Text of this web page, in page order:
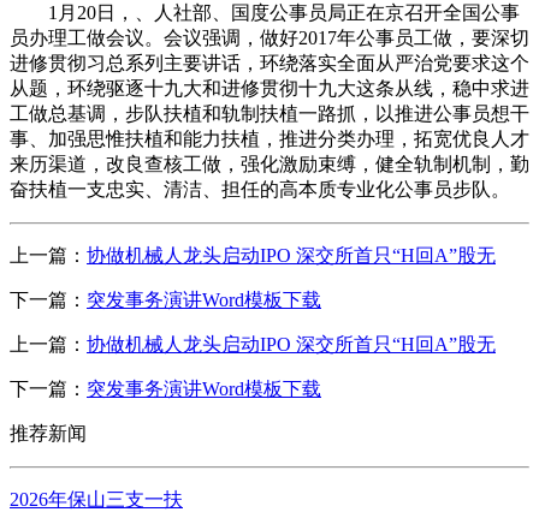
1月20日，、人社部、国度公事员局正在京召开全国公事
员办理工做会议。会议强调，做好2017年公事员工做，要深切
进修贯彻习总系列主要讲话，环绕落实全面从严治党要求这个
从题，环绕驱逐十九大和进修贯彻十九大这条从线，稳中求进
工做总基调，步队扶植和轨制扶植一路抓，以推进公事员想干
事、加强思惟扶植和能力扶植，推进分类办理，拓宽优良人才
来历渠道，改良查核工做，强化激励束缚，健全轨制机制，勤
奋扶植一支忠实、清洁、担任的高本质专业化公事员步队。
上一篇： 协做机械人龙头启动IPO 深交所首只“H回A”股无
下一篇： 突发事务演讲Word模板下载
上一篇： 协做机械人龙头启动IPO 深交所首只“H回A”股无
下一篇： 突发事务演讲Word模板下载
推荐新闻
2026年保山三支一扶